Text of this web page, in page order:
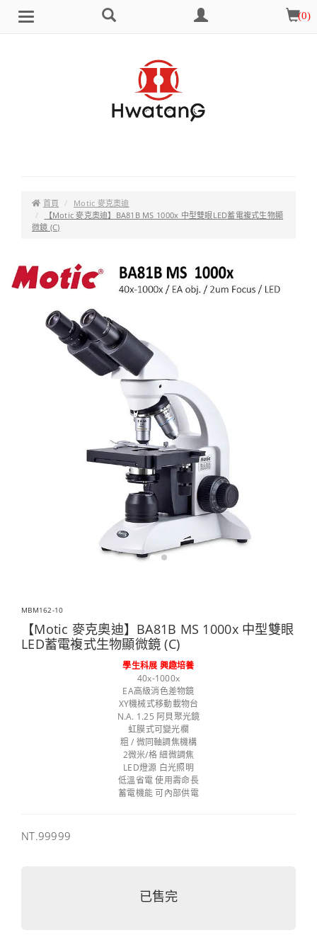
選
搜
會
員
中
購
物
車
(0)
首頁
Motic 麥克奧迪
【Motic 麥克奧迪】BA81B MS 1000x 中型雙眼LED蓄電複式生物顯
微鏡 (C)
MBM162-10
【Motic 麥克奧迪】BA81B MS 1000x 中型雙眼
LED蓄電複式生物顯微鏡 (C)
學生科展 興趣培養
40x-1000x
EA高級消色差物鏡
XY機械式移動載物台
N.A. 1.25 阿貝聚光鏡
虹膜式可變光欄
粗 / 微同軸調焦機構
2微米/格 細微調焦
LED燈源 白光照明
低溫省電 使用壽命長
蓄電機能 可內部供電
售
NT.99999
已售完